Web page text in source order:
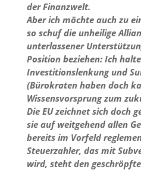
der Finanzwelt.
Aber ich möchte auch zu
so schuf die unheilige
unterlassener
Position beziehen: Ich
Investitionslenkung und
(Bürokraten haben doch
Wissensvorsprung zum
Die EU zeichnet sich doch
sie auf weitgehend allen
bereits im Vorfeld
Steuerzahler, das mit
wird, steht den